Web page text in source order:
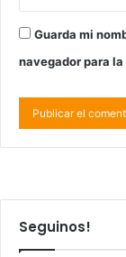
Guarda mi
navegador para
Seguinos!